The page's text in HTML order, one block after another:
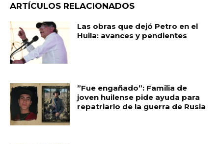
ARTÍCULOS RELACIONADOS
Las obras que dejó Petro en el
Huila: avances y pendientes
​”Fue engañado”: Familia de
joven huilense pide ayuda para
repatriarlo de la guerra de Rusia